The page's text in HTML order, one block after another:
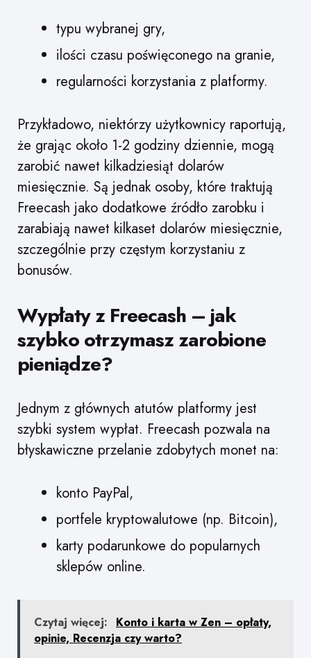
typu wybranej gry,
ilości czasu poświęconego na granie,
regularności korzystania z platformy.
Przykładowo, niektórzy użytkownicy raportują,
że grając około 1-2 godziny dziennie, mogą
zarobić nawet kilkadziesiąt dolarów
miesięcznie. Są jednak osoby, które traktują
Freecash jako dodatkowe źródło zarobku i
zarabiają nawet kilkaset dolarów miesięcznie,
szczególnie przy częstym korzystaniu z
bonusów.
Wypłaty z Freecash – jak
szybko otrzymasz zarobione
pieniądze?
Jednym z głównych atutów platformy jest
szybki system wypłat. Freecash pozwala na
błyskawiczne przelanie zdobytych monet na:
konto PayPal,
portfele kryptowalutowe (np. Bitcoin),
karty podarunkowe do popularnych
sklepów online.
Czytaj więcej:
Konto i karta w Zen – opłaty,
opinie, Recenzja czy warto?